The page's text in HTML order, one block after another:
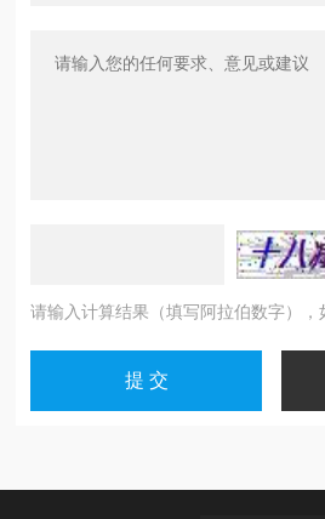
请输入计算结果（填写阿拉伯数字），